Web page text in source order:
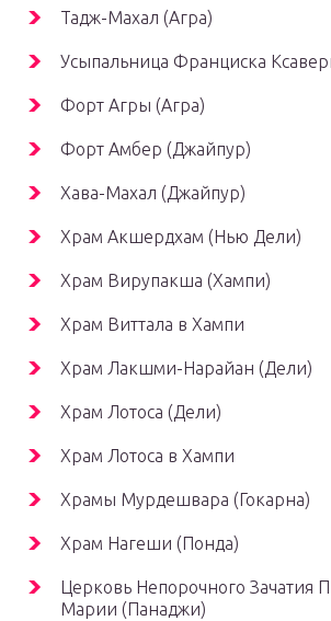
Тадж-Махал (Агра)
Усыпальница Франциска
Форт Агры (Агра)
Форт Амбер (Джайпур)
Хава-Махал (Джайпур)
Храм Акшердхам (Нью Дели)
Храм Вирупакша (Хампи)
Храм Виттала в Хампи
Храм Лакшми-Нарайан (Дели)
Храм Лотоса (Дели)
Храм Лотоса в Хампи
Храмы Мурдешвара (Гокарна)
Храм Нагеши (Понда)
Церковь Непорочного Зачатия
Марии (Панаджи)